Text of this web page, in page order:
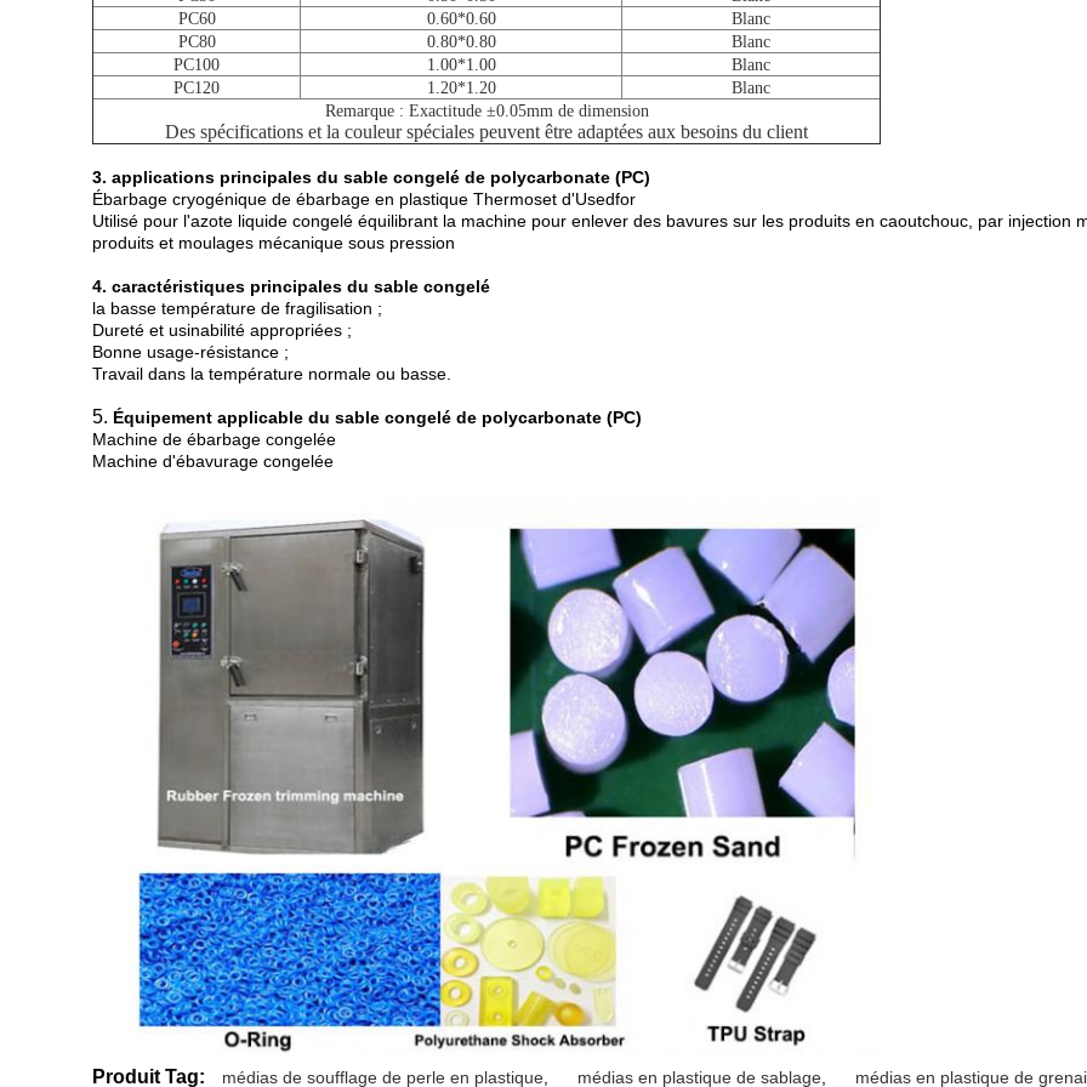
PC60
0.60*0.60
Blanc
PC80
0.80*0.80
Blanc
PC100
1.00*1.00
Blanc
PC120
1.20*1.20
Blanc
Remarque : Exactitude ±0.05mm de dimension
Des spécifications et la couleur spéciales peuvent être adaptées aux besoins du client
3. applications principales du sable congelé de polycarbonate (PC)
Ébarbage cryogénique de ébarbage en plastique Thermoset d'Usedfor
Utilisé pour l'azote liquide congelé équilibrant la machine pour enlever des bavures sur les produits en caoutchouc, par injection
produits et moulages mécanique sous pression
4. caractéristiques principales du sable congelé
la basse température de fragilisation ;
Dureté et usinabilité appropriées ;
Bonne usage-résistance ;
Travail dans la température normale ou basse.
5. Équipement applicable du sable congelé de polycarbonate (PC)
Machine de ébarbage congelée
Machine d'ébavurage congelée
Produit Tag: médias de soufflage de perle en plastique médias en plastique de sablage médias en plastique de